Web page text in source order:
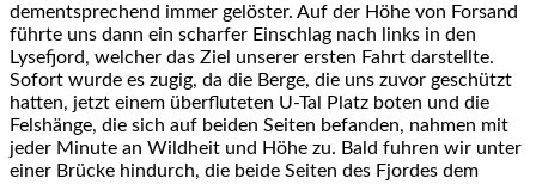
dementsprechend immer gelöster. Auf der Höhe von Forsand
führte uns dann ein scharfer Einschlag nach links in den
Lysefjord, welcher das Ziel unserer ersten Fahrt darstellte.
Sofort wurde es zugig, da die Berge, die uns zuvor geschützt
hatten, jetzt einem überfluteten U-Tal Platz boten und die
Felshänge, die sich auf beiden Seiten befanden, nahmen mit
jeder Minute an Wildheit und Höhe zu. Bald fuhren wir unter
einer Brücke hindurch, die beide Seiten des Fjordes dem